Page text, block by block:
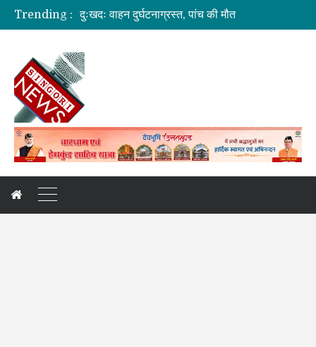
Trending :
जिलाधिकारी की अध्यक्षता में आयोजित हुई वन भूमि हस्तांतरण की बैठक
अगले दो दिनों में भारी से बहुत भारी वर्षा की संभावना